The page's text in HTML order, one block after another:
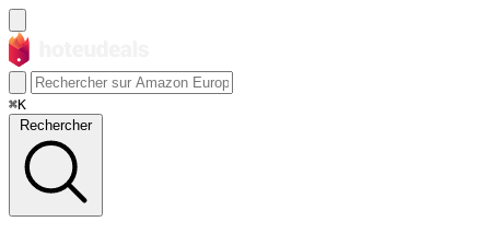
⌘K
Rechercher